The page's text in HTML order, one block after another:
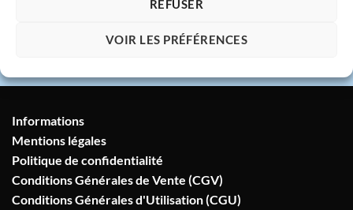
REFUSER
VOIR LES PRÉFÉRENCES
Réponse sous 24h garantie
Informations
Mentions légales
Politique de confidentialité
Conditions Générales de Vente (CGV)
Conditions Générales d'Utilisation (CGU)